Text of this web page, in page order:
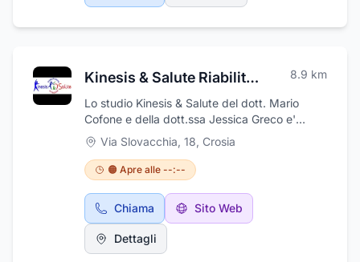
Kinesis & Salute Riabilitazione e Nutrizione 8.9 km
Lo studio Kinesis & Salute del dott. Mario
Cofone e della dott.ssa Jessica Greco e'
ubicato a Mirto Crosia , in via Slovacchia 18
(di fronte chiesa di San Francesco). Kinesis &
e' uno studio di riabilitazione e nutrizione che
si prende cura del tuo benessere, e propone i
seguenti servizi,per quando concerne la
fisioterapia : terapia manuale, riabilitazione
post operatoria, onde d'urto, tecarterapia,
elettroterapia, magnetoterapia, laserterapia
Via Slovacchia, 18, Crosia
🟠 Apre alle --:--
Chiama Sito Web
Dettagli